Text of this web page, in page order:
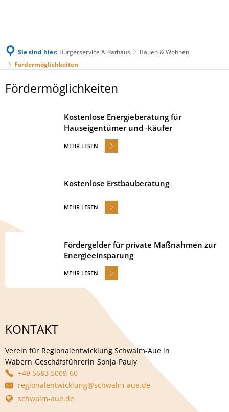
Sie sind hier: Bürgerservice & Rathaus
Bauen & Wohnen
Fördermöglichkeiten
Fördermöglichkeiten
Fördermöglichkeiten
Kostenlose Energieberatung für
Hauseigentümer und -käufer
MEHR LESEN
Kostenlose Erstbauberatung
MEHR LESEN
Fördergelder für private Maßnahmen zur
Energieeinsparung
MEHR LESEN
KONTAKT
Verein für Regionalentwicklung Schwalm-Aue in
Wabern Geschäfsführerin Sonja Pauly
Verein für
+49 5683 5009-60
regionalentwicklung@schwalm-aue.de
schwalm-aue.de